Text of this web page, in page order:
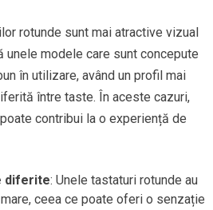
rotunde sunt mai atractive vizual
unele modele care sunt concepute
în utilizare, având un profil mai
între taste. În aceste cazuri,
contribui la o experiență de
diferite: Unele tastaturi rotunde au
ceea ce poate oferi o senzație